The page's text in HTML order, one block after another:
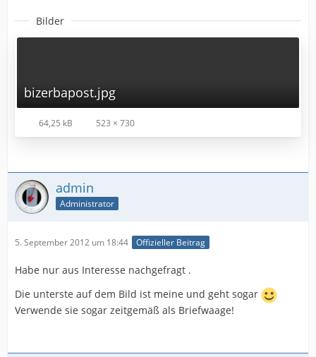
Bilder
bizerbapost.jpg
64,25 kB 523 × 730
admin
Administrator
5. September 2012 um 18:44 Offizieller Beitrag
Habe nur aus Interesse nachgefragt .
Die unterste auf dem Bild ist meine und geht sogar
Verwende sie sogar zeitgemäß als Briefwaage!